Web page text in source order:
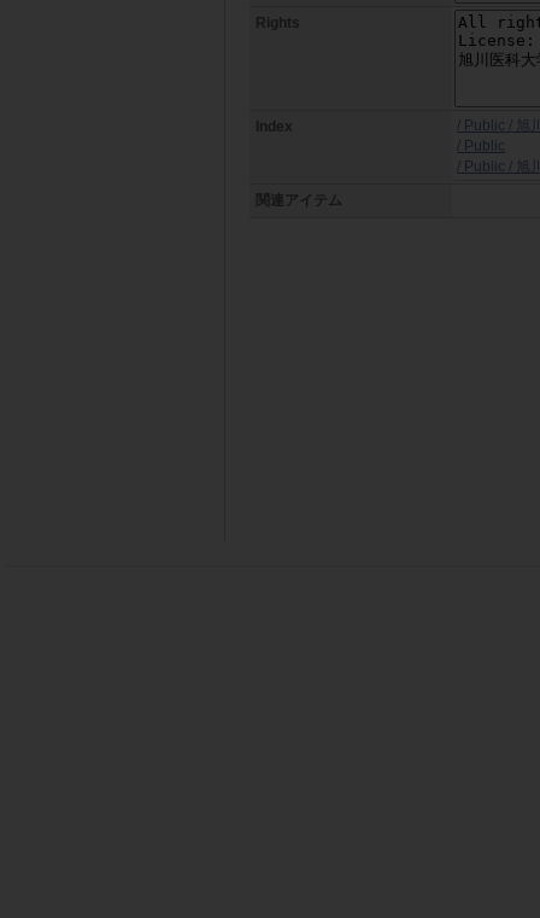
Rights
Index
/ Public / 旭
/ Public
/ Public / 旭
関連アイテム